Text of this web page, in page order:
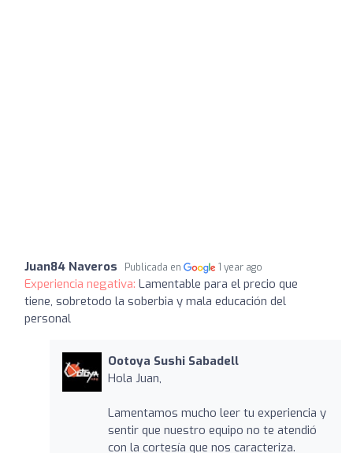
Juan84 Naveros Publicada en 1 year ago
Experiencia negativa: Lamentable para el precio que
tiene, sobretodo la soberbia y mala educación del
personal
Ootoya Sushi Sabadell
Hola Juan,
Lamentamos mucho leer tu experiencia y
sentir que nuestro equipo no te atendió
con la cortesía que nos caracteriza.